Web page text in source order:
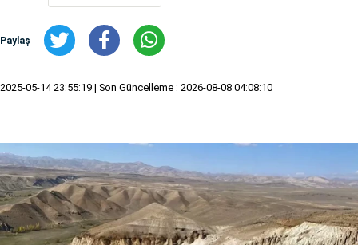
Paylaş
2025-05-14 23:55:19 | Son Güncelleme : 2026-08-08 04:08:10